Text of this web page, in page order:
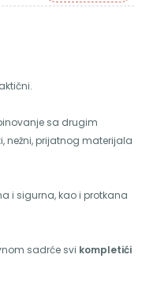
sa drugim
nežni, prijatnog materijala
i sigurna, kao i protkana
sadrće svi kompletići